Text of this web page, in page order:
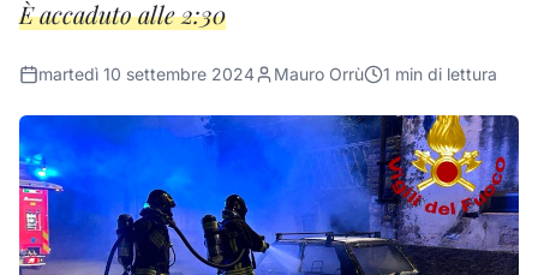
È accaduto alle 2:30
martedì 10 settembre 2024 Mauro Orrù 1 min di lettura